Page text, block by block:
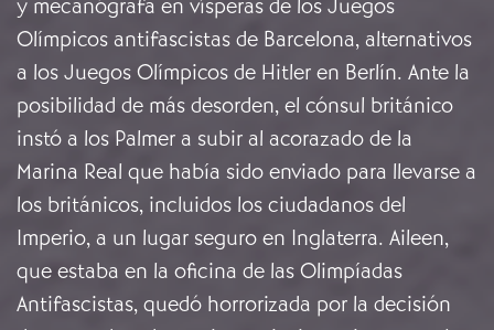
y mecanógrafa en vísperas de los Juegos
Olímpicos antifascistas de Barcelona, ​​alternativos
a los Juegos Olímpicos de Hitler en Berlín. Ante la
posibilidad de más desorden, el cónsul británico
instó a los Palmer a subir al acorazado de la
Marina Real que había sido enviado para llevarse a
los británicos, incluidos los ciudadanos del
Imperio, a un lugar seguro en Inglaterra. Aileen,
que estaba en la oficina de las Olimpíadas
Antifascistas, quedó horrorizada por la decisión